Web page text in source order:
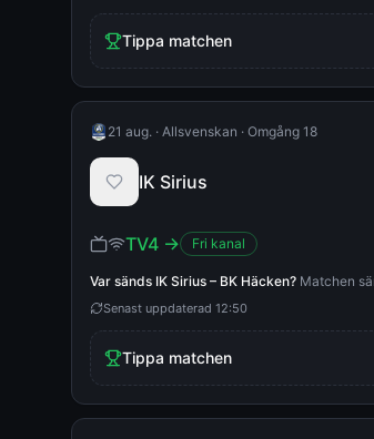
Tippa matchen
21 aug. · Allsvenskan · Omgång 18
IK Sirius
TV4 → Fri kanal
Var sänds IK Sirius – BK Häcken? Matchen
Senast uppdaterad 12:50
Tippa matchen